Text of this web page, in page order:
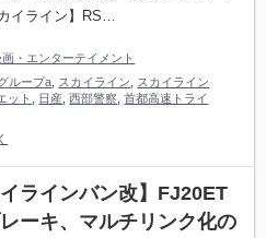
カイライン】RS…
・エンターテイメント
ループa スカイライン
スカイライン
ット
日産 ,西部警察 ,首都高速トライ
イラインバン改】FJ20ET
ーキ、マルチリンク化の